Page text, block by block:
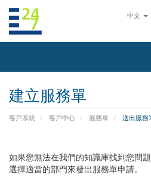
中文
建立服務單
客戶系統 客戶中心 服務單 送出服務
如果您無法在我們的知識庫找到您問
選擇適當的部門來發出服務單申請。